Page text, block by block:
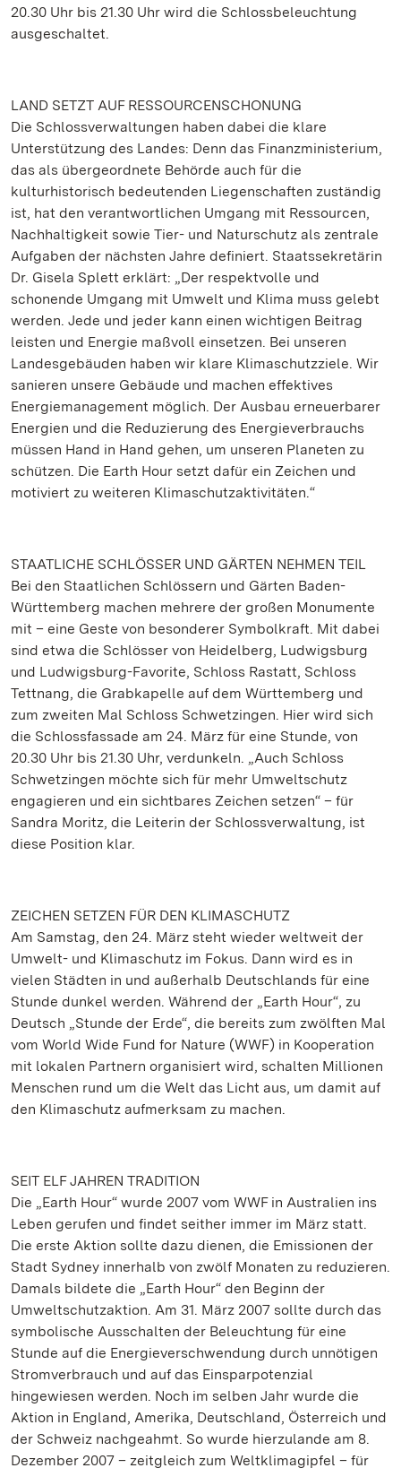
20.30 Uhr bis 21.30 Uhr wird die Schlossbeleuchtung
ausgeschaltet.
LAND SETZT AUF RESSOURCENSCHONUNG
Die Schlossverwaltungen haben dabei die klare
Unterstützung des Landes: Denn das Finanzministerium,
das als übergeordnete Behörde auch für die
kulturhistorisch bedeutenden Liegenschaften zuständig
ist, hat den verantwortlichen Umgang mit Ressourcen,
Nachhaltigkeit sowie Tier- und Naturschutz als zentrale
Aufgaben der nächsten Jahre definiert. Staatssekretärin
Dr. Gisela Splett erklärt: „Der respektvolle und
schonende Umgang mit Umwelt und Klima muss gelebt
werden. Jede und jeder kann einen wichtigen Beitrag
leisten und Energie maßvoll einsetzen. Bei unseren
Landesgebäuden haben wir klare Klimaschutzziele. Wir
sanieren unsere Gebäude und machen effektives
Energiemanagement möglich. Der Ausbau erneuerbarer
Energien und die Reduzierung des Energieverbrauchs
müssen Hand in Hand gehen, um unseren Planeten zu
schützen. Die Earth Hour setzt dafür ein Zeichen und
motiviert zu weiteren Klimaschutzaktivitäten.“
STAATLICHE SCHLÖSSER UND GÄRTEN NEHMEN TEIL
Bei den Staatlichen Schlössern und Gärten Baden-
Württemberg machen mehrere der großen Monumente
mit – eine Geste von besonderer Symbolkraft. Mit dabei
sind etwa die Schlösser von Heidelberg, Ludwigsburg
und Ludwigsburg-Favorite, Schloss Rastatt, Schloss
Tettnang, die Grabkapelle auf dem Württemberg und
zum zweiten Mal Schloss Schwetzingen. Hier wird sich
die Schlossfassade am 24. März für eine Stunde, von
20.30 Uhr bis 21.30 Uhr, verdunkeln. „Auch Schloss
Schwetzingen möchte sich für mehr Umweltschutz
engagieren und ein sichtbares Zeichen setzen“ – für
Sandra Moritz, die Leiterin der Schlossverwaltung, ist
diese Position klar.
ZEICHEN SETZEN FÜR DEN KLIMASCHUTZ
Am Samstag, den 24. März steht wieder weltweit der
Umwelt- und Klimaschutz im Fokus. Dann wird es in
vielen Städten in und außerhalb Deutschlands für eine
Stunde dunkel werden. Während der „Earth Hour“, zu
Deutsch „Stunde der Erde“, die bereits zum zwölften Mal
vom World Wide Fund for Nature (WWF) in Kooperation
mit lokalen Partnern organisiert wird, schalten Millionen
Menschen rund um die Welt das Licht aus, um damit auf
den Klimaschutz aufmerksam zu machen.
SEIT ELF JAHREN TRADITION
Die „Earth Hour“ wurde 2007 vom WWF in Australien ins
Leben gerufen und findet seither immer im März statt.
Die erste Aktion sollte dazu dienen, die Emissionen der
Stadt Sydney innerhalb von zwölf Monaten zu reduzieren.
Damals bildete die „Earth Hour“ den Beginn der
Umweltschutzaktion. Am 31. März 2007 sollte durch das
symbolische Ausschalten der Beleuchtung für eine
Stunde auf die Energieverschwendung durch unnötigen
Stromverbrauch und auf das Einsparpotenzial
hingewiesen werden. Noch im selben Jahr wurde die
Aktion in England, Amerika, Deutschland, Österreich und
der Schweiz nachgeahmt. So wurde hierzulande am 8.
Dezember 2007 – zeitgleich zum Weltklimagipfel – für